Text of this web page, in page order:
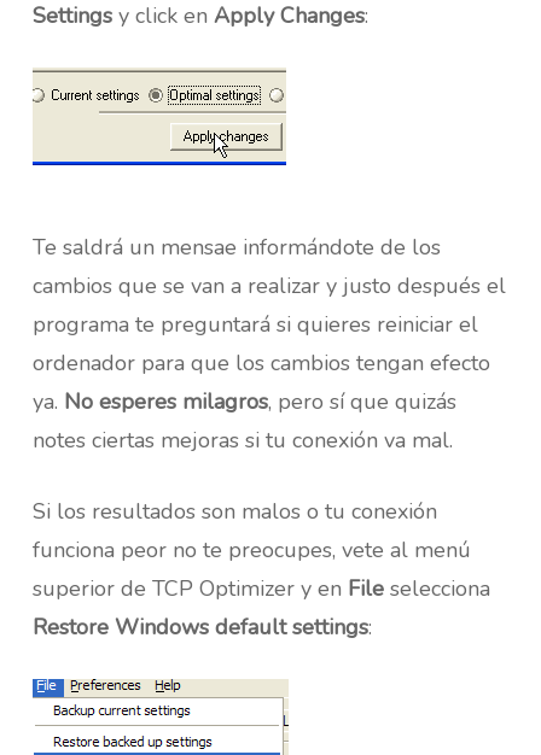
Settingsy click en Apply Changes:
Te saldrá un mensae informándote de los
cambios que se van a realizar y justo después el
programa te preguntará si quieres reiniciar el
ordenador para que los cambios tengan efecto
ya. No esperes milagros, pero sí que quizás
notes ciertas mejoras si tu conexión va mal.
Si los resultados son malos o tu conexión
funciona peor no te preocupes, vete al menú
superior de TCP Optimizer y en Fileselecciona
Restore Windows default settings: